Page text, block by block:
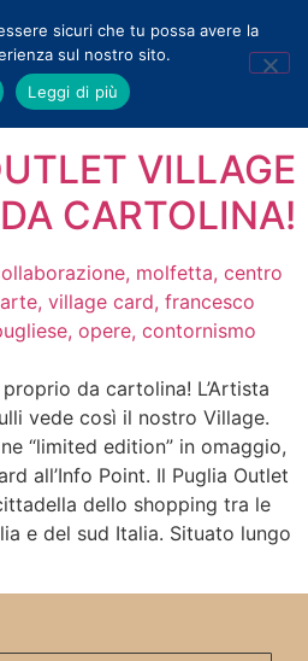
VILLAGE
DA CARTOLINA!
da cartolina! L’Artista
vede così il nostro Village.
“limited edition” in omaggio,
all’Info Point. Il Puglia Outlet
dello shopping tra le
e del sud Italia. Situato lungo
sicuri che tu possa avere la
sul nostro sito.
Leggi di più